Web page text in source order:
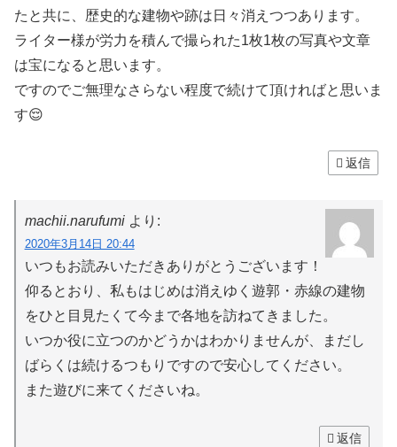
たと共に、歴史的な建物や跡は日々消えつつあります。
ライター様が労力を積んで撮られた1枚1枚の写真や文章
は宝になると思います。
ですのでご無理なさらない程度で続けて頂ければと思いま
す😌
返信
machii.narufumi より:
2020年3月14日 20:44
いつもお読みいただきありがとうございます！
仰るとおり、私もはじめは消えゆく遊郭・赤線の建物
をひと目見たくて今まで各地を訪ねてきました。
いつか役に立つのかどうかはわかりませんが、まだし
ばらくは続けるつもりですので安心してください。
また遊びに来てくださいね。
返信